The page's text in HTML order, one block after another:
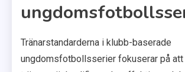
Tränarstandarderna i klubb-baserade
ungdomsfotbollsserier fokuserar på